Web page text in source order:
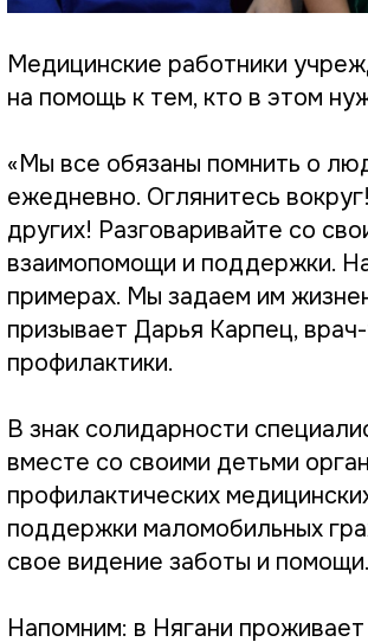
Медицинские работники
на помощь к тем, кто в этом
«Мы все обязаны помнить о
ежедневно. Оглянитесь
других! Разговаривайте со
взаимопомощи и поддержки.
примерах. Мы задаем им
призывает Дарья Карпец,
профилактики.
В знак солидарности
вместе со своими детьми
профилактических
поддержки маломобильных
свое видение заботы и помощи.
Напомним: в Нягани